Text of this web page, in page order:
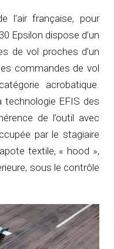
l’air française, pour
Epsilon dispose d’un
de vol proches d’un
commandes de vol
acrobatique.
technologie EFIS des
de l’outil avec
par le stagiaire
textile, « hood »,
sous le contrôle